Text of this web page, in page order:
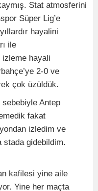
Stat atmosferini
Süper Lig’e
hayalini
ile
izleme hayali
2-0 ve
çok üzüldük.
sebebiyle Antep
fakat
izledim ve
stada gidebildim.
kafilesi yine aile
Yine her maçta